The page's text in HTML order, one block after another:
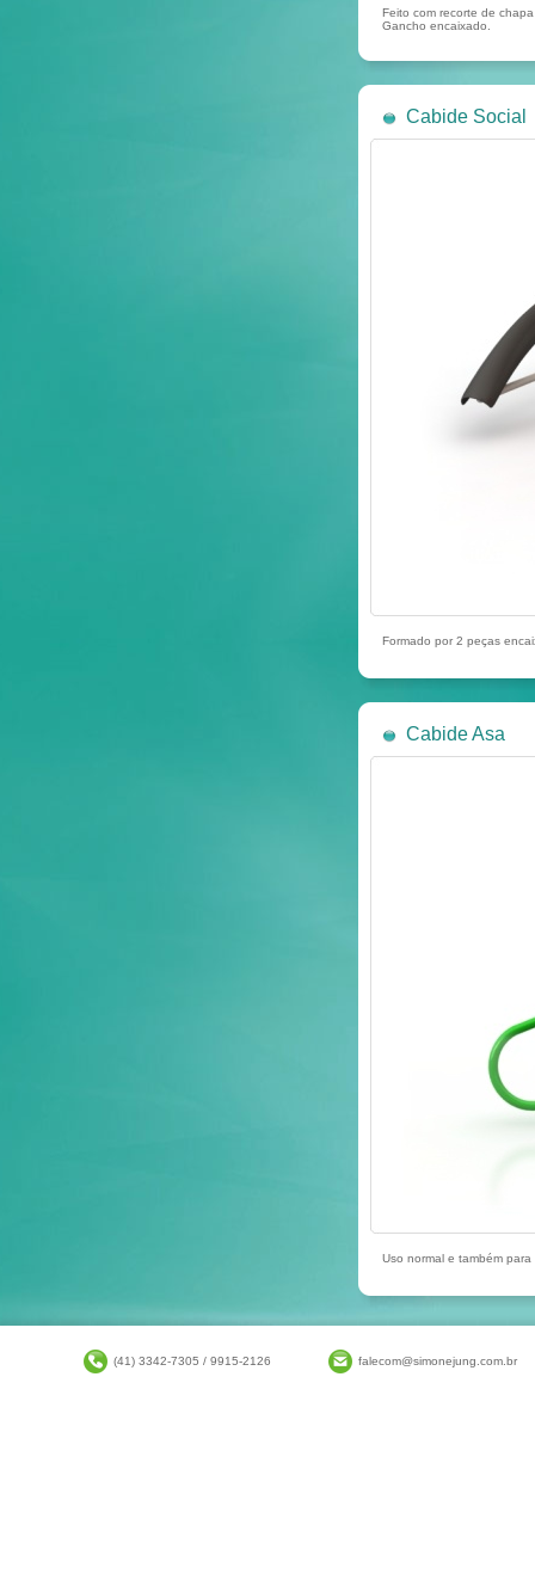
Feito com recorte de
Gancho encaixado.
Cabide Social
Formado por 2 peças
Cabide Asa
Uso normal e também
(41) 3342-7305 / 9915-2126 falecom@simonejung.com.br